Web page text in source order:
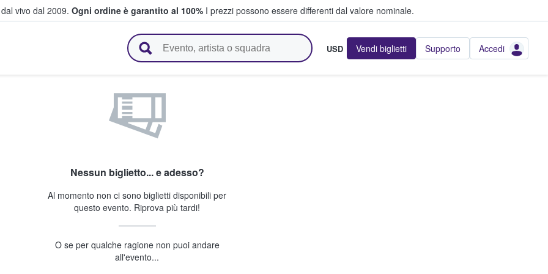
vivo dal 2009. Ogni ordine è garantito al 100% I prezzi possono essere differenti dal valore nominale.
biglietti USD Vendi biglietti Supporto Accedi
Nessun biglietto... e adesso?
Al momento non ci sono biglietti disponibili per
questo evento. Riprova più tardi!
O se per qualche ragione non puoi andare
all'evento...